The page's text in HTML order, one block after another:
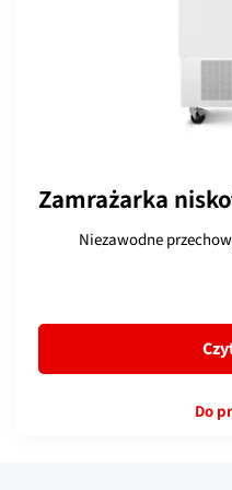
Zamrażarka
Niezawodne
Do